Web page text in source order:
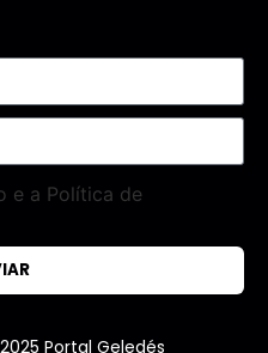
e a Política de
Portal Geledés